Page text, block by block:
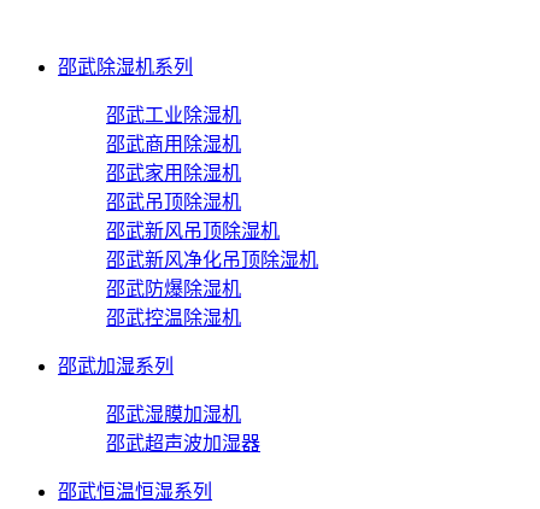
邵武除湿机系列
邵武工业除湿机
邵武商用除湿机
邵武家用除湿机
邵武吊顶除湿机
邵武新风吊顶除湿机
邵武新风净化吊顶除湿机
邵武防爆除湿机
邵武控温除湿机
邵武加湿系列
邵武湿膜加湿机
邵武超声波加湿器
邵武恒温恒湿系列